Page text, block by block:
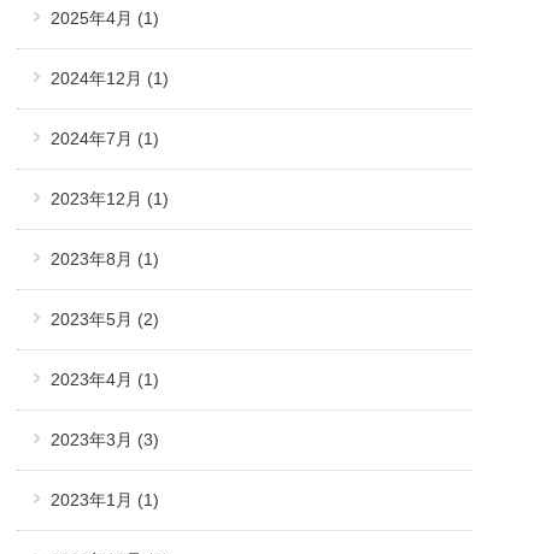
2025年4月 (1)
2024年12月 (1)
2024年7月 (1)
2023年12月 (1)
2023年8月 (1)
2023年5月 (2)
2023年4月 (1)
2023年3月 (3)
2023年1月 (1)